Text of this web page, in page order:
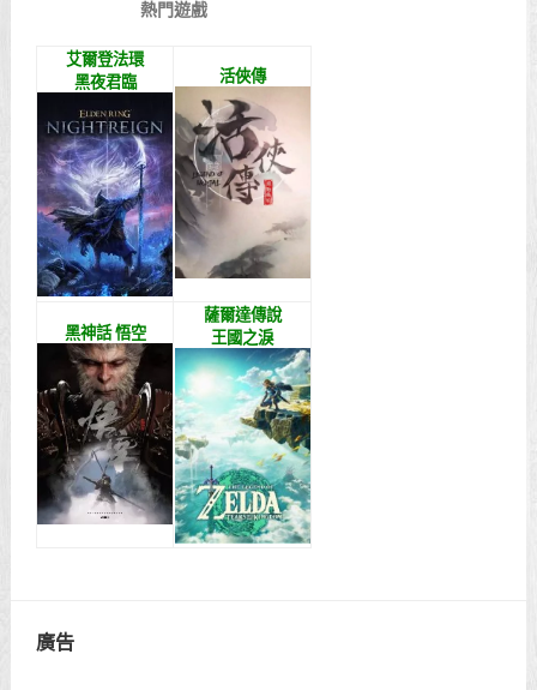
熱門遊戲
艾爾登法環
黑夜君臨
活俠傳
黑神話 悟空
薩爾達傳說
王國之淚
廣告